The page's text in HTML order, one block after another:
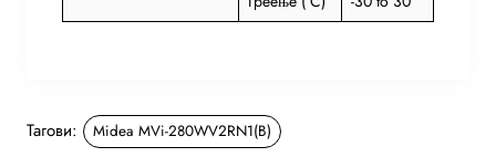
Тагови: Midea MVi-280WV2RN1(B)